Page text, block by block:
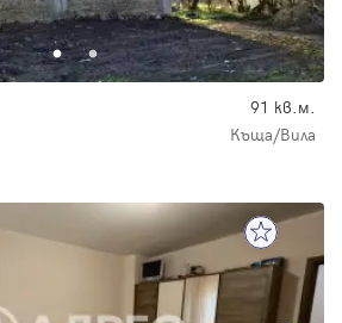
91 кв.м.
Къща/Вила
Забравена парола